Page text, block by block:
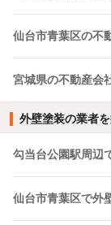
仙台市青葉区の不
宮城県の不動産会
外壁塗装の業者
勾当台公園駅周辺
仙台市青葉区で外